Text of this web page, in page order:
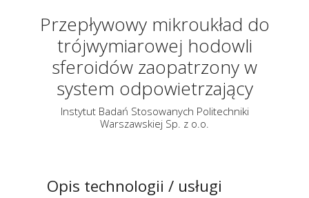
Przepływowy mikroukład do
trójwymiarowej hodowli
sferoidów zaopatrzony w
system odpowietrzający
Instytut Badań Stosowanych Politechniki
Warszawskiej Sp. z o.o.
Opis technologii / usługi